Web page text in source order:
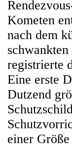
Kometen
nach dem
registrierte
Eine erste
Dutzend
einer